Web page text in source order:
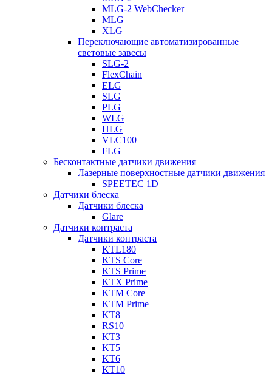
MLG-2 WebChecker
MLG
XLG
Переключающие автоматизированные
световые завесы
SLG-2
FlexChain
ELG
SLG
PLG
WLG
HLG
VLC100
FLG
Бесконтактные датчики движения
Лазерные поверхностные датчики движения
SPEETEC 1D
Датчики блеска
Датчики блеска
Glare
Датчики контраста
Датчики контраста
KTL180
KTS Core
KTS Prime
KTX Prime
KTM Core
KTM Prime
KT8
RS10
KT3
KT5
KT6
KT10